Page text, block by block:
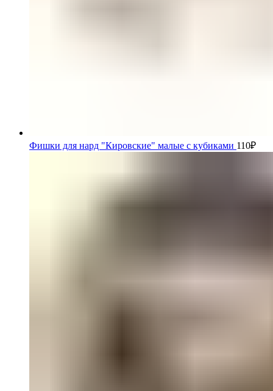
Фишки для нард "Кировские" малые с кубиками 110₽